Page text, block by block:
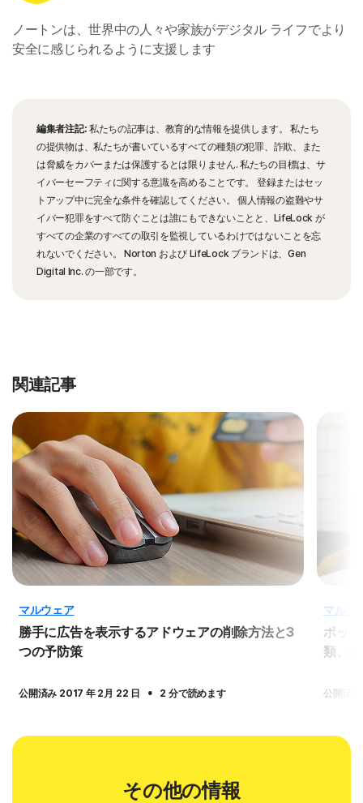
ノートンは、世界中の人々や家族がデジタル ライフでより
安全に感じられるように支援します
編集者注記: 私たちの記事は、教育的な情報を提供します。 私たち
の提供物は、私たちが書いているすべての種類の犯罪、詐欺、また
は脅威をカバーまたは保護するとは限りません. 私たちの目標は、サ
イバーセーフティに関する意識を高めることです。 登録またはセッ
トアップ中に完全な条件を確認してください。 個人情報の盗難やサ
イバー犯罪をすべて防ぐことは誰にもできないことと、LifeLock が
すべての企業のすべての取引を監視しているわけではないことを忘
れないでください。 Norton および LifeLock ブランドは、Gen
Digital Inc. の一部です。
関連記事
マルウェア
勝手に広告を表示するアドウェアの削除方法と3
つの予防策
公開済み 2017 年 2月 22 日 · 2 分で読めます
マルウ
ボッ
類、
公開済
その他の情報